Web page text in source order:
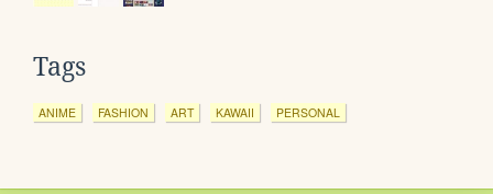
Tags
ANIME FASHION ART KAWAII PERSONAL